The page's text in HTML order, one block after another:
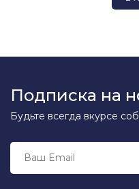
Подписка на
Будьте всегда вкурсе